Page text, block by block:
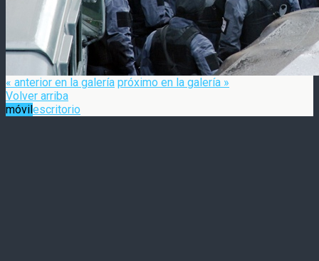
« anterior en la galería próximo en la galería »
Volver arriba
móvilescritorio